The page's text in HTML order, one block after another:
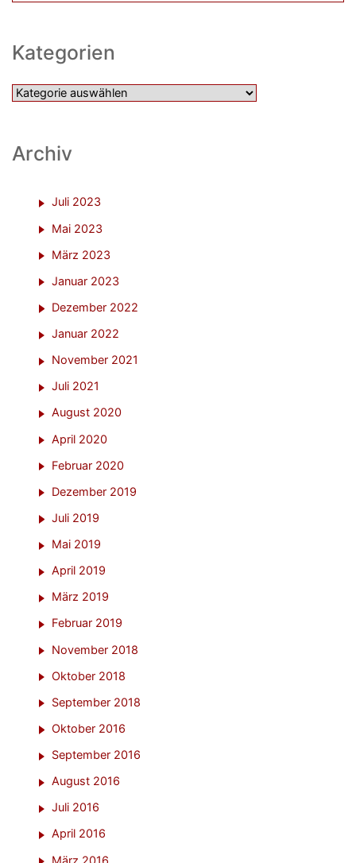
Kategorien
Kategorien
Archiv
Juli 2023
Mai 2023
März 2023
Januar 2023
Dezember 2022
Januar 2022
November 2021
Juli 2021
August 2020
April 2020
Februar 2020
Dezember 2019
Juli 2019
Mai 2019
April 2019
März 2019
Februar 2019
November 2018
Oktober 2018
September 2018
Oktober 2016
September 2016
August 2016
Juli 2016
April 2016